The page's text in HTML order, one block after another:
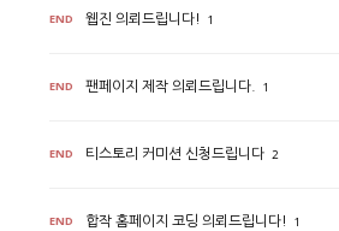
END 웹진 의뢰드립니다! 1
END 팬페이지 제작 의뢰드립니다. 1
END 티스토리 커미션 신청드립니다 2
END 합작 홈페이지 코딩 의뢰드립니다! 1